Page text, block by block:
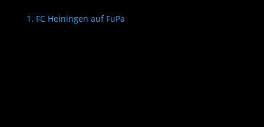
1. FC Heiningen auf FuPa